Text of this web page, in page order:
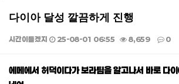
다이아 달성 깔끔하게 진행
시간이들겠지 25-08-01 06:55 8,659 0
본문
에메에서 허덕이다가 보라팀을 알고나서 바로 다